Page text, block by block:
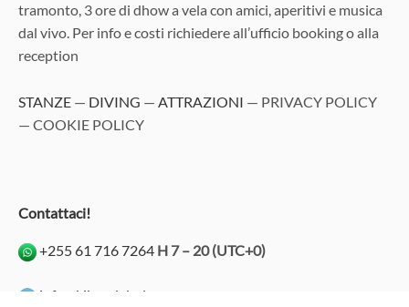
tramonto, 3 ore di dhow a vela con amici, aperitivi e musica
dal vivo. Per info e costi richiedere all’ufficio booking o alla
reception
STANZE — DIVING — ATTRAZIONI — PRIVACY POLICY
— COOKIE POLICY
Contattaci!
+255 61 716 7264 H 7 – 20 (UTC+0)
info@kibandalodge.com